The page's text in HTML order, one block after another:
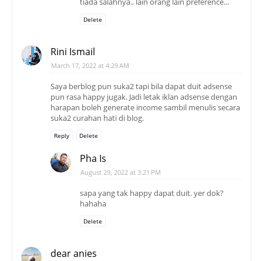
Delete
Rini Ismail
March 17, 2022 at 4:29 AM
Saya berblog pun suka2 tapi bila dapat duit adsense
pun rasa happy jugak. Jadi letak iklan adsense dengan
harapan boleh generate income sambil menulis secara
suka2 curahan hati di blog.
Reply Delete
Pha Is
August 29, 2022 at 3:21 PM
sapa yang tak happy dapat duit. yer dok?
hahaha
Delete
dear anies